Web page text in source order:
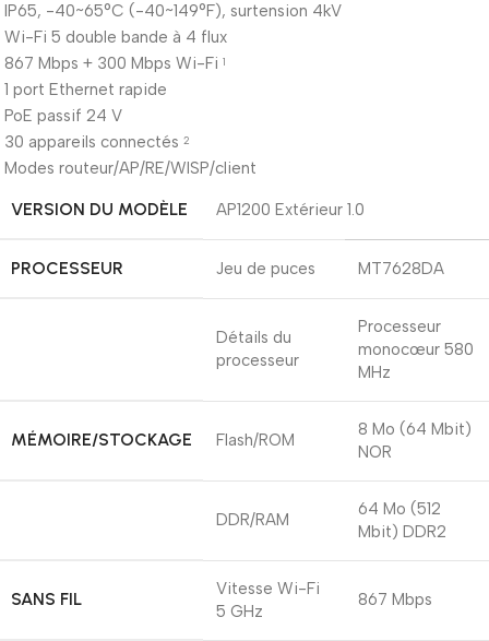
IP65, -40~65°C (-40~149°F), surtension 4kV
Wi-Fi 5 double bande à 4 flux
867 Mbps + 300 Mbps Wi-Fi 1
1 port Ethernet rapide
PoE passif 24 V
30 appareils connectés 2
Modes routeur/AP/RE/WISP/client
VERSION DU MODÈLE AP1200 Extérieur 1.0
PROCESSEUR Jeu de puces MT7628DA
Détails du
processeur
Processeur
monocœur 580
MHz
MÉMOIRE/STOCKAGE Flash/ROM
8 Mo (64 Mbit)
NOR
DDR/RAM
64 Mo (512
Mbit) DDR2
SANS FIL
Vitesse Wi-Fi
5 GHz
867 Mbps